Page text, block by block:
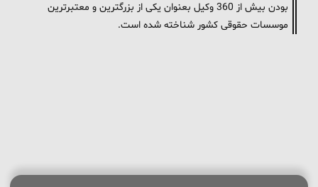
بودن بیش از 360 وکیل بعنوان یکی از بزرگترین و معتبرترین
موسسات حقوقی کشور شناخته شده است.